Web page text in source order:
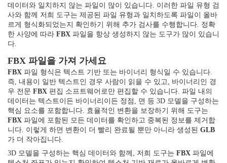
데이터와 일치하지 않는 파일이 많이 있습니다. 이러한 파일 유형 검
사와 함께 저희 도구는 제공된 파일 유형과 일치하도록 파일이 올바
르게 형식화되었는지 확인하기 위해 추가 검사를 수행합니다. 정확
한 사양에 따라 FBX 파일을 항상 생성하지 않는 도구가 많이 있습니
다.
FBX 파일을 가져 가세요
FBX 파일 형식은 텍스트 기반 또는 바이너리 형식일 수 있습니다.
즉, 내용이 일반 텍스트인 경우 사람이 읽을 수 있고, 바이너리인 경
우 전문 FBX 편집 소프트웨어로만 편집할 수 있습니다. 파일 내의
데이터는 텍스트이든 바이너리이든 정점, 면 등 3D 모델을 구성하는
핵심 요소를 포함합니다. 효율적인 변환을 보장하기 위해 도구는
FBX 파일에 포함된 모든 데이터를 확인하고 중복된 정보를 제거합
니다. 이렇게 하면 변환이 더 빨리 완료될 뿐만 아니라 생성된 GLB
가 더 작아집니다.
3D 모델을 구성하는 핵심 데이터와 함께, 저희 도구는 FBX 파일에